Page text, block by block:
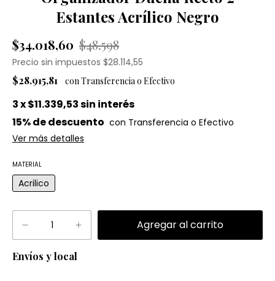
Estantes Acrílico Negro
$34.018,60 $48.598
Precio sin impuestos $28.114,55
$28.915,81
3x$11.339,53sin interés
15% de descuento
Ver más detalles
MATERIAL
Acrilico
Envíos y local